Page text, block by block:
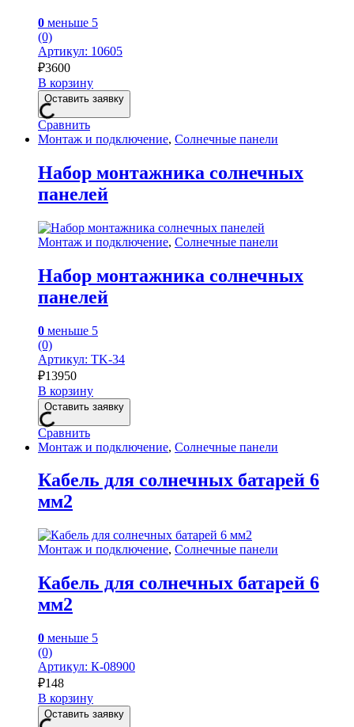
0 меньше 5
(0)
Артикул: 10605
₽3600
В корзину
Оставить заявку
Сравнить
Монтаж и подключение, Солнечные панели
Набор монтажника солнечных
панелей
Монтаж и подключение, Солнечные панели
Набор монтажника солнечных
панелей
0 меньше 5
(0)
Артикул: TK-34
₽13950
В корзину
Оставить заявку
Сравнить
Монтаж и подключение, Солнечные панели
Кабель для солнечных батарей 6
мм2
Монтаж и подключение, Солнечные панели
Кабель для солнечных батарей 6
мм2
0 меньше 5
(0)
Артикул: К-08900
₽148
В корзину
Оставить заявку